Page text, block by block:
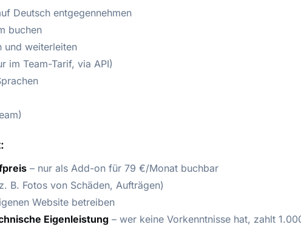
Deutsch entgegennehmen
buchen
und weiterleiten
im Team-Tarif, via API)
– nur als Add-on für 79 €/Monat buchbar
B. Fotos von Schäden, Aufträgen)
Website betreiben
Eigenleistung – wer keine Vorkenntnisse hat, zahlt